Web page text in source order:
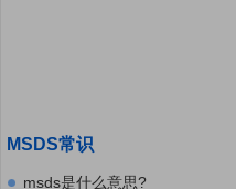
MSDS常识
msds是什么意思?